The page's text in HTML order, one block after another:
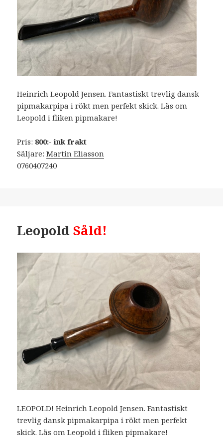
Heinrich Leopold Jensen. Fantastiskt trevlig dansk
pipmakarpipa i rökt men perfekt skick. Läs om
Leopold i fliken pipmakare!
Pris: 800:- ink frakt
Säljare:Martin Eliasson
0760407240
LeopoldSåld!
LEOPOLD! Heinrich Leopold Jensen. Fantastiskt
trevlig dansk pipmakarpipa i rökt men perfekt
skick. Läs om Leopold i fliken pipmakare!